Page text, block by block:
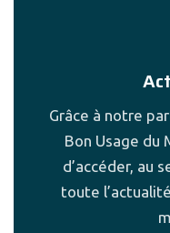
Grâce à notre
Bon Usage du
d’accéder, au
toute